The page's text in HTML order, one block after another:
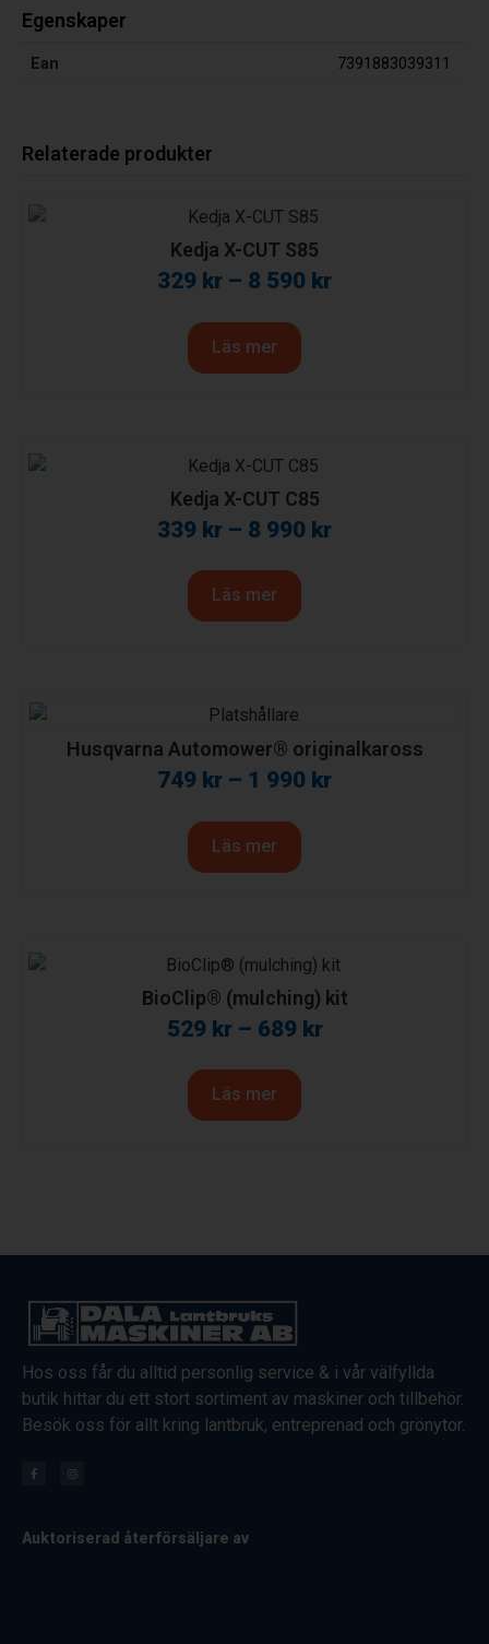
Egenskaper
Ean 7391883039311
Relaterade produkter
Kedja X-CUT S85
329 kr – 8 590 kr
Läs mer
Kedja X-CUT C85
339 kr – 8 990 kr
Läs mer
Husqvarna Automower® originalkaross
749 kr – 1 990 kr
Läs mer
BioClip® (mulching) kit
529 kr– 689 kr
Läs mer
Hos oss får du alltid personlig service & i vår välfyllda
butik hittar du ett stort sortiment av maskiner och tillbehör.
Besök oss för allt kring lantbruk, entreprenad och grönytor.
Auktoriserad återförsäljare av